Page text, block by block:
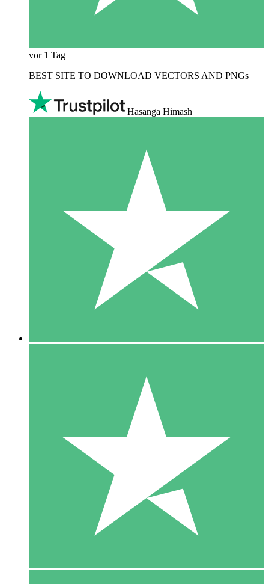
vor 1 Tag
BEST SITE TO DOWNLOAD VECTORS AND PNGs
Hasanga Himash